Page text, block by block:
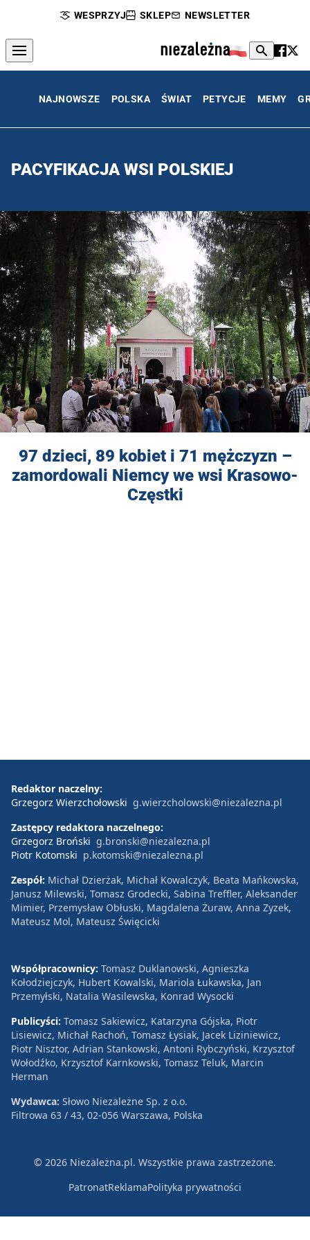
WESPRZYJ SKLEP NEWSLETTER
NAJNOWSZE POLSKA ŚWIAT PETYCJE MEMY
PACYFIKACJA WSI POLSKIEJ
97 dzieci, 89 kobiet i 71 mężczyzn –
zamordowali Niemcy we wsi Krasowo-
Częstki
Redaktor naczelny:
Grzegorz Wierzchołowski g.wierzcholowski@niezalezna.pl
Zastępcy redaktora naczelnego:
Grzegorz Broński g.bronski@niezalezna.pl
Piotr Kotomski p.kotomski@niezalezna.pl
Zespół: Michał Dzierżak, Michał Kowalczyk, Beata Mańkowska,
Janusz Milewski, Tomasz Grodecki, Sabina Treffler, Aleksander
Mimier, Przemysław Obłuski, Magdalena Żuraw, Anna Zyzek,
Mateusz Mol, Mateusz Święcicki
Współpracownicy: Tomasz Duklanowski, Agnieszka
Kołodziejczyk, Hubert Kowalski, Mariola Łukawska, Jan
Przemyłski, Natalia Wasilewska, Konrad Wysocki
Publicyści: Tomasz Sakiewicz, Katarzyna Gójska, Piotr
Lisiewicz, Michał Rachoń, Tomasz Łysiak, Jacek Liziniewicz,
Piotr Nisztor, Adrian Stankowski, Antoni Rybczyński, Krzysztof
Wołodźko, Krzysztof Karnkowski, Tomasz Teluk, Marcin
Herman
Wydawca: Słowo Niezależne Sp. z o.o.
Filtrowa 63 / 43, 02-056 Warszawa, Polska
© 2026 Niezależna.pl. Wszystkie prawa zastrzeżone.
PatronatReklamaPolityka prywatności